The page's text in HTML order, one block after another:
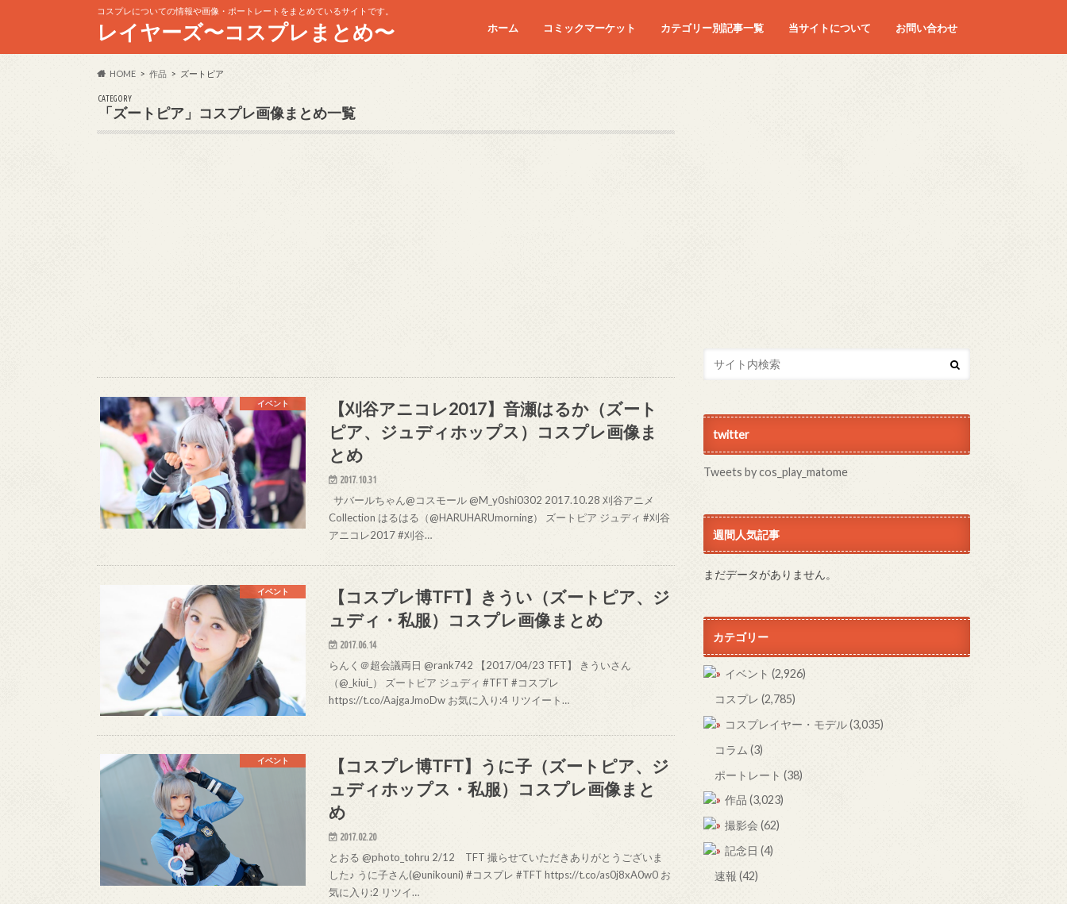
コスプレについての情報や画像・ポートレートをまとめているサイトです。
レイヤーズ〜コスプレまとめ〜 ホーム コミックマーケット
コミケC90
コミケC91
コミケC92
コミケC93
コミケC94
コミケC95
カテゴリー別記事一覧 当サイトについて お問い合わせ
HOME 作品 ズートピア
CATEGORY
「ズートピア」コスプレ画像まとめ一覧
イベント
【刈谷アニコレ2017】音瀬はるか（ズート
ピア、ジュディホップス）コスプレ画像ま
とめ
2017.10.31
サバールちゃん@コスモール @M_y0shi0302 2017.10.28 刈谷アニメ
Collection はるはる（@HARUHARUmorning） ズートピア ジュディ #刈谷
アニコレ2017 #刈谷…
イベント
【コスプレ博TFT】きうい（ズートピア、ジ
ュディ・私服）コスプレ画像まとめ
2017.06.14
らんく＠超会議両日 @rank742 【2017/04/23 TFT】 きういさん
（@_kiui_） ズートピア ジュディ #TFT #コスプレ
https://t.co/AajgaJmoDw お気に入り:4 リツイート…
イベント
【コスプレ博TFT】うに子（ズートピア、ジ
ュディホップス・私服）コスプレ画像まと
め
2017.02.20
とおる @photo_tohru 2/12 TFT 撮らせていただきありがとうございま
した♪ うに子さん(@unikouni) #コスプレ #TFT https://t.co/as0j8xA0w0 お
気に入り:2 リツイ…
twitter
Tweets by cos_play_matome
週間人気記事
まだデータがありません。
カテゴリー
イベント (2,926)
コスプレ (2,785)
コスプレイヤー・モデル(3,035)
コラム (3)
ポートレート (38)
作品 (3,023)
撮影会 (62)
記念日 (4)
速報 (42)